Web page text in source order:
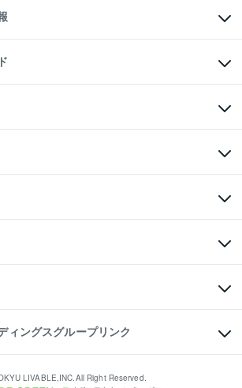
定
グ
メディア
情報
ス
談室
ション
ンション
出資
（賃貸）
もすWeb」
メディアポリシー
金融商品取引専用の相談・お問い合わせ窓口）
物）・Eメールなどの送付停止について
に東急百貨店のブライダルクラブ
東急リバブルスタッフ株式会社まで
東北すぐれものセレクション
ィングスグループリンク
LIVABLE,INC.All Right Reserved.